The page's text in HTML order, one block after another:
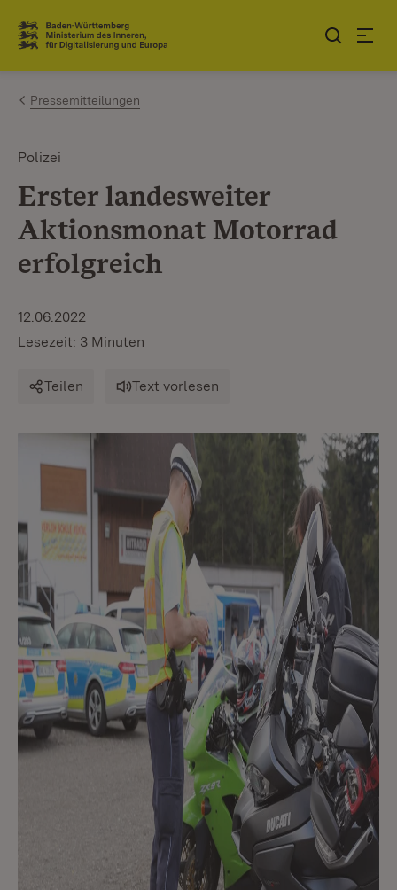
Zum Inhalt springen
Link zur Startseite
Pressemitteilungen
Polizei
Erster landesweiter
Aktionsmonat Motorrad
erfolgreich
12.06.2022
Lesezeit: 3 Minuten
Teilen Text vorlesen